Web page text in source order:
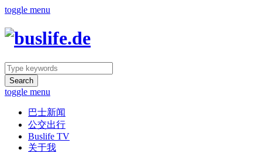
toggle menu
Search
toggle menu
巴士新闻
公交出行
Buslife TV
关于我